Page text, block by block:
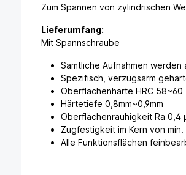
Zum Spannen von zylindrischen
Lieferumfang:
Mit Spannschraube
Sämtliche Aufnahmen
Spezifisch, verzugsarm
Oberflächenhärte HRC 58~60
Härtetiefe 0,8mm~0,9mm
Oberflächenrauhigkeit Ra 0,4
Zugfestigkeit im Kern von min.
Alle Funktionsflächen